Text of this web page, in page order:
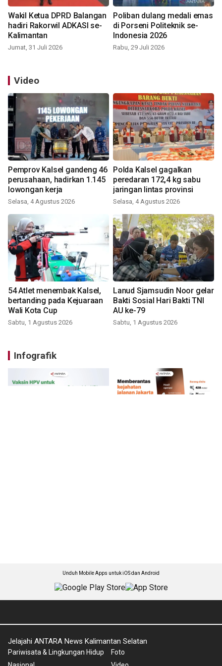
Wakil Ketua DPRD Balangan
hadiri Rakorwil ADKASI se-
Kalimantan
Jumat, 31 Juli 2026
Poliban dulang medali emas
di Porseni Politeknik se-
Indonesia 2026
Rabu, 29 Juli 2026
Video
Pemprov Kalsel gandeng 46
perusahaan, hadirkan 1.145
lowongan kerja
Selasa, 4 Agustus 2026
Polda Kalsel gagalkan
peredaran 172,4 kg sabu
jaringan lintas provinsi
Selasa, 4 Agustus 2026
54 Atlet menembak Kalsel,
bertanding pada Kejuaraan
Wali Kota Cup
Sabtu, 1 Agustus 2026
Lanud Sjamsudin Noor gelar
Bakti Sosial Hari Bakti TNI
AU ke-79
Sabtu, 1 Agustus 2026
Infografik
Unduh Mobile Apps untuk iOS dan Android
Jelajahi ANTARA News Kalimantan Selatan
Pariwisata & Lingkungan Hidup
Foto